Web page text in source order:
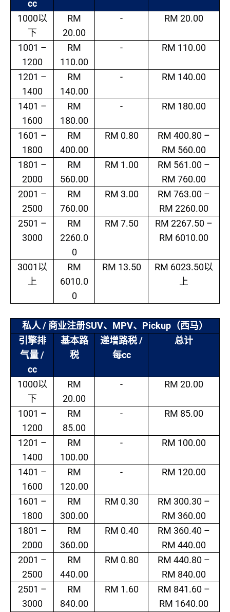
cc
1000以
下
RM
20.00
- RM 20.00
1001 –
1200
RM
110.00
- RM 110.00
1201 –
1400
RM
140.00
- RM 140.00
1401 –
1600
RM
180.00
- RM 180.00
1601 –
1800
RM
400.00
RM 0.80
RM 400.80 –
RM 560.00
1801 –
2000
RM
560.00
RM 1.00
RM 561.00 –
RM 760.00
2001 –
2500
RM
760.00
RM 3.00
RM 763.00 –
RM 2260.00
2501 –
3000
RM
2260.0
0
RM 7.50
RM 2267.50 –
RM 6010.00
3001 以
上
RM
6010.0
0
RM 13.50 RM 6023.50以
上
私人 / 商业注册SUV、 MPV、 Pickup （西马）
引擎排
气量 /
cc
基本路
税
递增路税 /
每cc
总计
1000以
下
RM
20.00
- RM 20.00
1001 –
1200
RM
85.00
- RM 85.00
1201 –
1400
RM
100.00
- RM 100.00
1401 –
1600
RM
120.00
- RM 120.00
1601 –
1800
RM
300.00
RM 0.30
RM 300.30 –
RM 360.00
1801 –
2000
RM
360.00
RM 0.40
RM 360.40 –
RM 440.00
2001 –
2500
RM
440.00
RM 0.80
RM 440.80 –
RM 840.00
2501 –
3000
RM
840.00
RM 1.60
RM 841.60 –
RM 1640.00